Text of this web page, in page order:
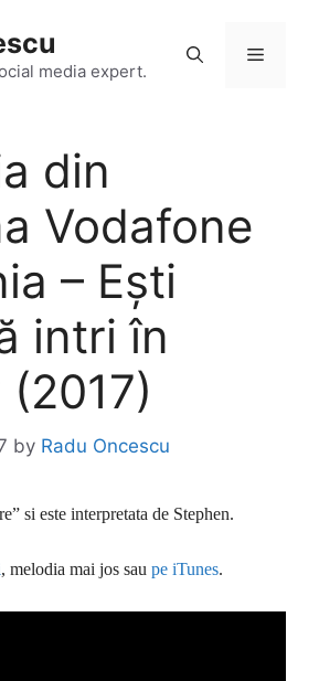
media expert.
Menu
din
Vodafone
– Ești
intri în
by Radu Oncescu
si este interpretata de Stephen.
, melodia mai jos sau pe iTunes.